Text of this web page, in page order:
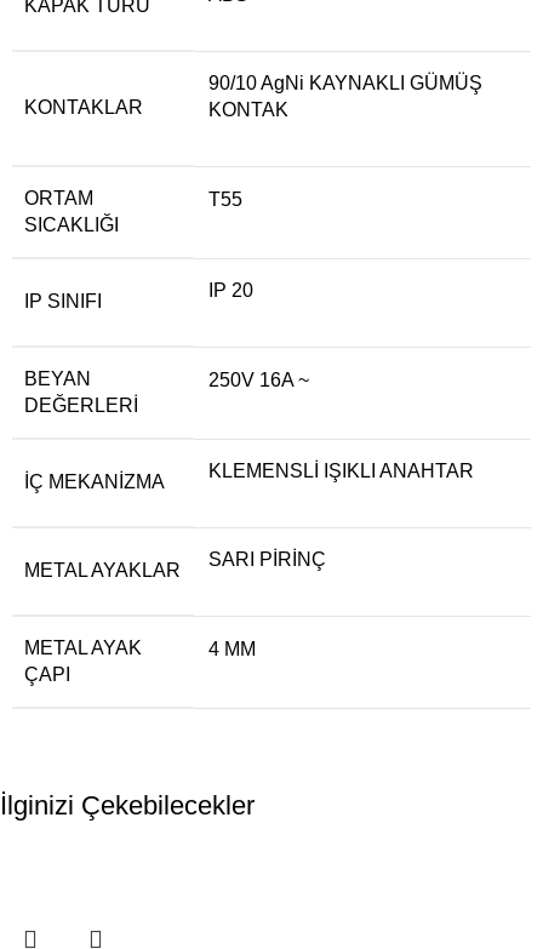
KAPAK TÜRÜ
KONTAKLAR
90/10 AgNi KAYNAKLI GÜMÜŞ
KONTAK
ORTAM
SICAKLIĞI
T55
IP SINIFI
IP 20
BEYAN
DEĞERLERI
250V 16A ~
İÇ MEKANIZMA
KLEMENSLİ IŞIKLI ANAHTAR
METAL AYAKLAR
SARI PİRİNÇ
METAL AYAK
ÇAPI
4 MM
İlginizi Çekebilecekler